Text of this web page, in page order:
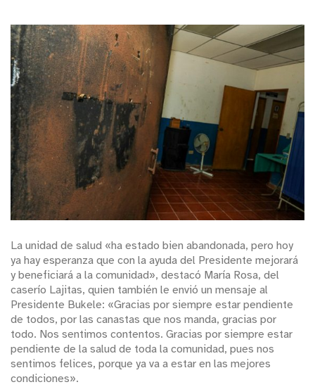
La unidad de salud «ha estado bien abandonada, pero hoy
ya hay esperanza que con la ayuda del Presidente mejorará
y beneficiará a la comunidad», destacó María Rosa, del
caserío Lajitas, quien también le envió un mensaje al
Presidente Bukele: «Gracias por siempre estar pendiente
de todos, por las canastas que nos manda, gracias por
todo. Nos sentimos contentos. Gracias por siempre estar
pendiente de la salud de toda la comunidad, pues nos
sentimos felices, porque ya va a estar en las mejores
condiciones».